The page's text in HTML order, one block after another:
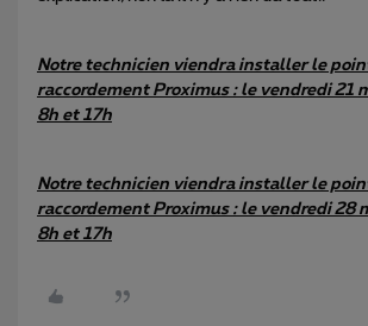
Notre technicien viendra installer le
raccordement Proximus : le vendredi 21
8h et 17h
Notre technicien viendra installer le
raccordement Proximus : le vendredi 28
8h et 17h